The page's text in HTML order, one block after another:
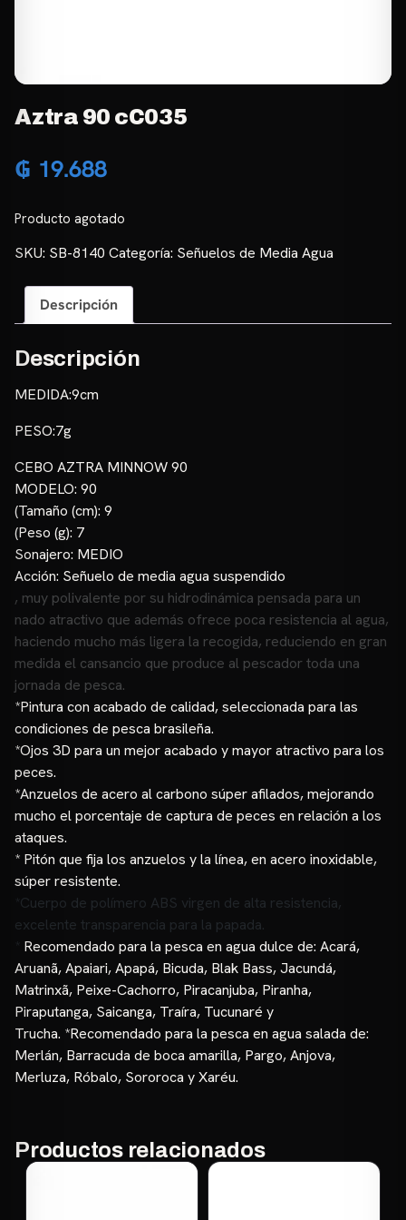
Aztra 90 cC035
₲ 19.688
Producto agotado
SKU: SB-8140 Categoría: Señuelos de Media Agua
Descripción
Descripción
MEDIDA:9cm
PESO:7g
CEBO AZTRA MINNOW 90
MODELO: 90
(Tamaño (cm): 9
(Peso (g): 7
Sonajero: MEDIO
Acción: Señuelo de media agua suspendido
, muy polivalente por su hidrodinámica pensada para un
nado atractivo que además ofrece poca resistencia al agua,
haciendo mucho más ligera la recogida, reduciendo en gran
medida el cansancio que produce al pescador toda una
jornada de pesca.
*Pintura con acabado de calidad, seleccionada para las
condiciones de pesca brasileña.
*Ojos 3D para un mejor acabado y mayor atractivo para los
peces.
*Anzuelos de acero al carbono súper afilados, mejorando
mucho el porcentaje de captura de peces en relación a los
ataques.
* Pitón que fija los anzuelos y la línea, en acero inoxidable,
súper resistente.
*Cuerpo de polímero ABS virgen de alta resistencia,
excelente transparencia para la papada.
* Recomendado para la pesca en agua dulce de: Acará,
Aruanã, Apaiari, Apapá, Bicuda, Blak Bass, Jacundá,
Matrinxã, Peixe-Cachorro, Piracanjuba, Piranha,
Piraputanga, Saicanga, Traíra, Tucunaré y
Trucha. *Recomendado para la pesca en agua salada de:
Merlán, Barracuda de boca amarilla, Pargo, Anjova,
Merluza, Róbalo, Sororoca y Xaréu.
Productos relacionados